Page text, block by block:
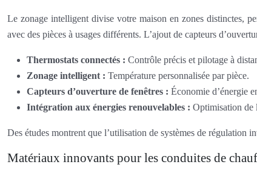
Le zonage intelligent divise votre maison en zones distinctes,
avec des pièces à usages différents. L’ajout de capteurs
Thermostats connectés : Contrôle précis et pilotage à
Zonage intelligent : Température personnalisée par pièce.
Capteurs d’ouverture de fenêtres : Économie d’énergie
Intégration aux énergies renouvelables : Optimisation de
Des études montrent que l’utilisation de systèmes de régulation
Matériaux innovants pour les conduites de